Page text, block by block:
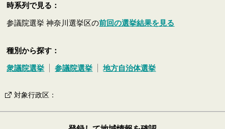
時系列で見る：
参議院選挙 神奈川選挙区の前回の選挙結果を見る
種別から探す：
衆議院選挙 参議院選挙 地方自治体選挙
対象行政区 ：